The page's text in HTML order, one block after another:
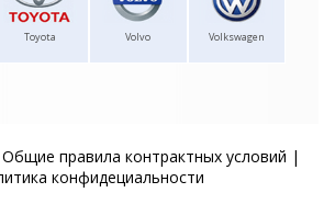
Toyota Volvo Volkswagen
Общие правила контрактных условий |
конфидециальности